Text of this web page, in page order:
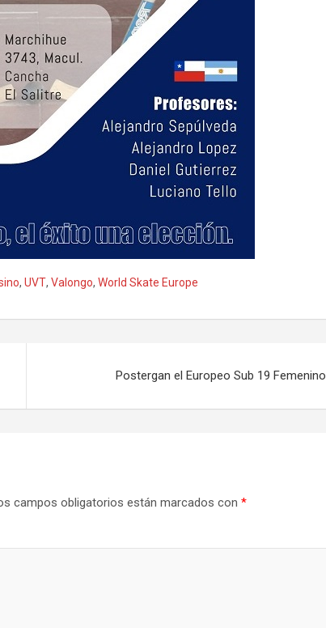
, UVT, Valongo, World Skate Europe
Postergan el Europeo Sub 19 Femenino
campos obligatorios están marcados con *